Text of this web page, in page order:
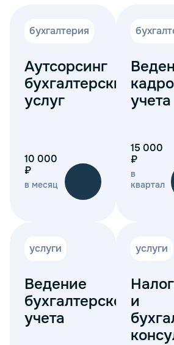
бухгалтерия
Аутсорсинг
бухгалтерских
услуг
10 000
₽
в месяц
учета
15 000
₽
в
квартал
услуги
Ведение
бухгалтерского
учета
услуги
и